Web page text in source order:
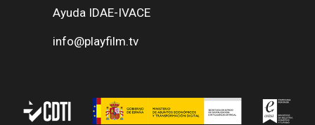
Ayuda IDAE-IVACE
info@playfilm.tv